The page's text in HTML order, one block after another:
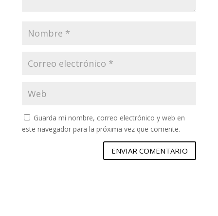
Guarda mi nombre, correo electrónico y web en
este navegador para la próxima vez que comente.
ENVIAR COMENTARIO